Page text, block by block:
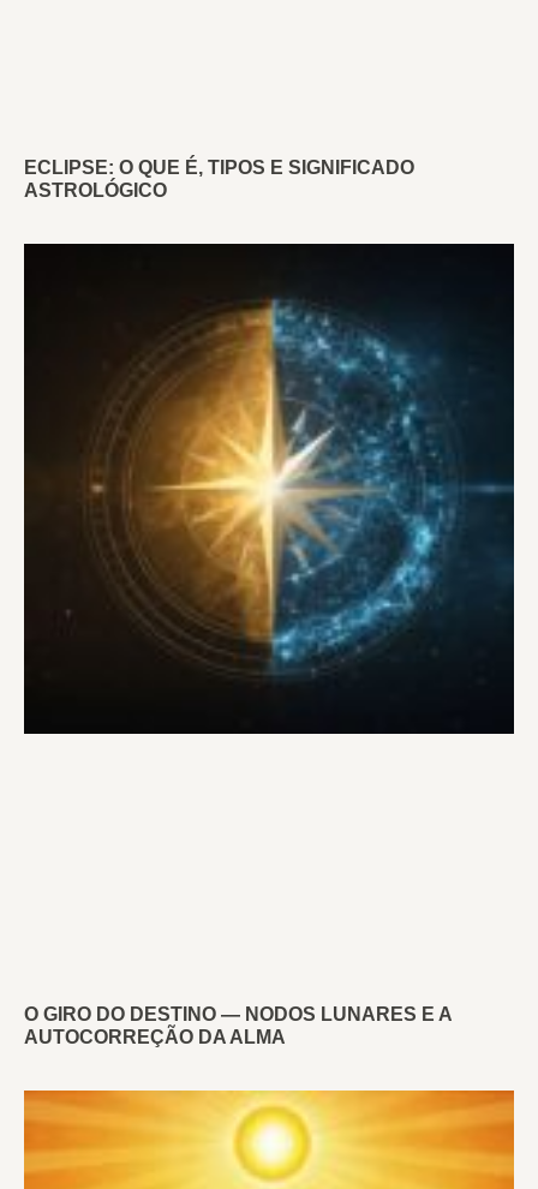
ECLIPSE: O QUE É, TIPOS E SIGNIFICADO
ASTROLÓGICO
O GIRO DO DESTINO — NODOS LUNARES E A
AUTOCORREÇÃO DA ALMA